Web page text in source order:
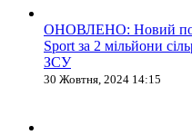
ОНОВЛЕНО: Новий
Sport за 2 мільйони
ЗСУ
30 Жовтня, 2024 14:15